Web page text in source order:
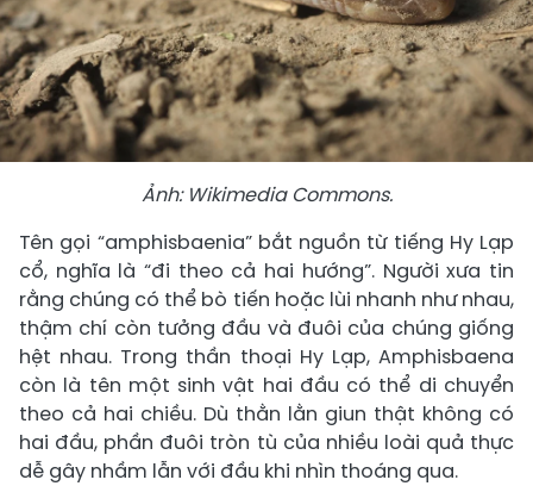
Ảnh: Wikimedia Commons.
Tên gọi “amphisbaenia” bắt nguồn từ tiếng Hy Lạp
cổ, nghĩa là “đi theo cả hai hướng”. Người xưa tin
rằng chúng có thể bò tiến hoặc lùi nhanh như nhau,
thậm chí còn tưởng đầu và đuôi của chúng giống
hệt nhau. Trong thần thoại Hy Lạp, Amphisbaena
còn là tên một sinh vật hai đầu có thể di chuyển
theo cả hai chiều. Dù thằn lằn giun thật không có
hai đầu, phần đuôi tròn tù của nhiều loài quả thực
dễ gây nhầm lẫn với đầu khi nhìn thoáng qua.